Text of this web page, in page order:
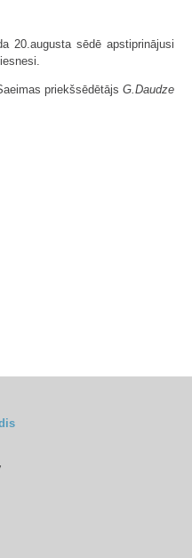
20.augusta sēdē apstiprinājusi
priekšsēdētājs G.Daudze